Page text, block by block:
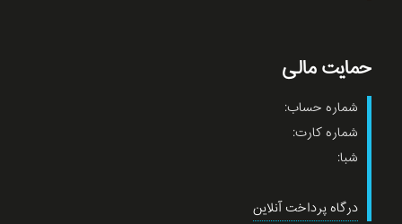
حمایت مالی
شماره حساب:
شماره کارت:
شبا:
درگاه پرداخت آنلاین